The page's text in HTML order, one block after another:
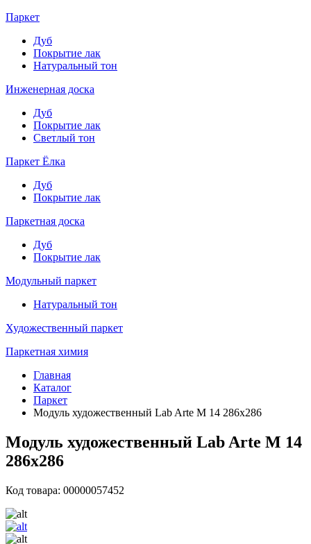
Паркет
Дуб
Покрытие лак
Натуральный тон
Инженерная доска
Дуб
Покрытие лак
Светлый тон
Паркет Ёлка
Дуб
Покрытие лак
Паркетная доска
Дуб
Покрытие лак
Модульный паркет
Натуральный тон
Художественный паркет
Паркетная химия
Главная
Каталог
Паркет
Модуль художественный Lab Arte М 14 286х286
Модуль художественный Lab Arte М 14
286х286
Код товара: 00000057452